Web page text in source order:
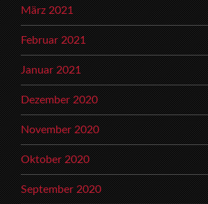
März 2021
Februar 2021
Januar 2021
Dezember 2020
November 2020
Oktober 2020
September 2020